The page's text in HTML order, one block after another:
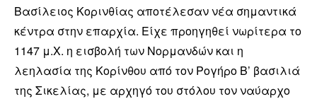
Βασίλειος Κορινθίας αποτέλεσαν νέα σημαντικά
κέντρα στην επαρχία. Είχε προηγηθεί νωρίτερα το
1147 μ.Χ. η εισβολή των Νορμανδών και η
λεηλασία της Κορίνθου από τον Ρογήρο Β’ βασιλιά
της Σικελίας, με αρχηγό του στόλου τον ναύαρχο